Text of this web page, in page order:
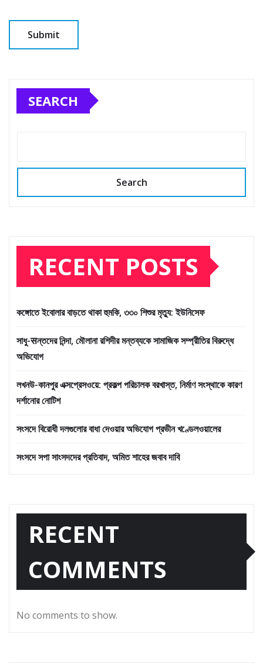
SEARCH
Search
RECENT POSTS
কঙ্গোতে ইবোলার বাড়তে থাকা হুমকি, ৩৩০ শিশুর মৃত্যু: ইউনিসেফ
সাধু-सন্তদের নিন্দা, মৌলানা রশিদীর মন্তব্যকে সামাজিক সম্প্রীতির বিরুদ্ধে
অভিযোগ
লখনউ-কানপুর এক্সপ্রেসওয়ে: প্রকল্প পরিচালক বরখাস্ত, নির্মাণ সংস্থাকে কারণ
দর্শানোর নোটিশ
সংসদে বিরোধী দলগুলোর বাধা দেওয়ার অভিযোগ প্রভীন খণ্ডেলওয়ালের
সংসদে সপা সাংসদদের প্রতিবাদ, অমিত শাহের জবাব দাবি
RECENT
COMMENTS
No comments to show.